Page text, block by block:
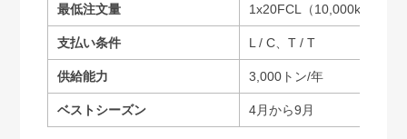
最低注文量 1x20FCL（10,000kgs）
支払い条件 L / C、T / T
供給能力 3,000トン/年
ベストシーズン 4月から9月